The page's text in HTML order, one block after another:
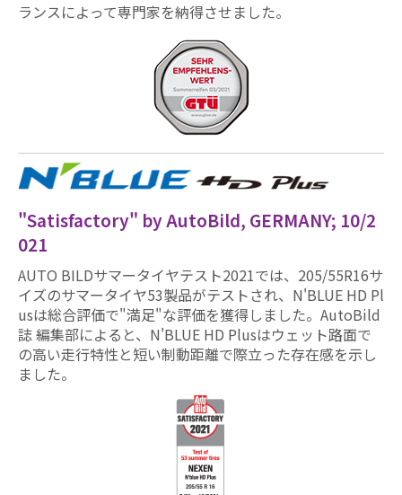
ランスによって専門家を納得させました。
"Satisfactory" by AutoBild, GERMANY; 10/2
021
AUTO BILDサマータイヤテスト2021では、205/55R16サ
イズのサマータイヤ53製品がテストされ、N'BLUE HD Pl
usは総合評価で"満足"な評価を獲得しました。AutoBild
誌 編集部によると、N'BLUE HD Plusはウェット路面で
の高い走行特性と短い制動距離で際立った存在感を示し
ました。